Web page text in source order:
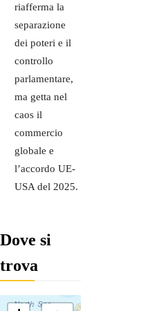
riafferma la
separazione
dei poteri e il
controllo
parlamentare,
ma getta nel
caos il
commercio
globale e
l’accordo UE-
USA del 2025.
Dove si
trova